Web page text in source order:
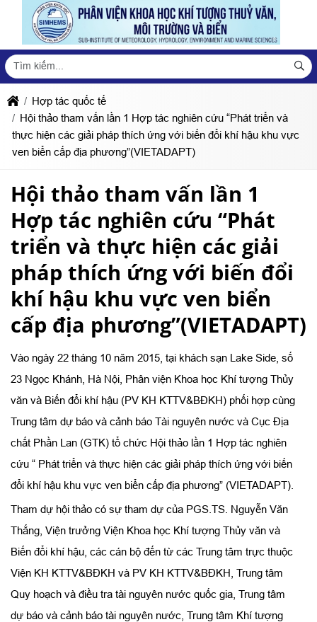
Hợp tác quốc tế
Hội thảo tham vấn lần 1 Hợp tác nghiên cứu “Phát triển và
thực hiện các giải pháp thích ứng với biến đổi khí hậu khu vực
ven biển cấp địa phương”(VIETADAPT)
Hội thảo tham vấn lần 1
Hợp tác nghiên cứu “Phát
triển và thực hiện các giải
pháp thích ứng với biến đổi
khí hậu khu vực ven biển
cấp địa phương”(VIETADAPT)
Vào ngày 22 tháng 10 năm 2015, tại khách sạn Lake Side, số
23 Ngọc Khánh, Hà Nội, Phân viện Khoa học Khí tượng Thủy
văn và Biến đổi khí hậu (PV KH KTTV&BĐKH) phối hợp cùng
Trung tâm dự báo và cảnh báo Tài nguyên nước và Cục Địa
chất Phần Lan (GTK) tổ chức Hội thảo lần 1 Hợp tác nghiên
cứu “ Phát triển và thực hiện các giải pháp thích ứng với biến
đổi khí hậu khu vực ven biển cấp địa phương” (VIETADAPT).
Tham dự hội thảo có sự tham dự của PGS.TS. Nguyễn Văn
Thắng, Viện trưởng Viện Khoa học Khí tượng Thủy văn và
Biến đổi khí hậu, các cán bộ đến từ các Trung tâm trực thuộc
Viện KH KTTV&BĐKH và PV KH KTTV&BĐKH, Trung tâm
Quy hoạch và điều tra tài nguyên nước quốc gia, Trung tâm
dự báo và cảnh báo tài nguyên nước, Trung tâm Khí tượng